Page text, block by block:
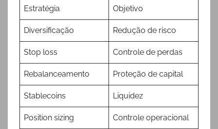
Estratégia Objetivo
Diversificação Redução de risco
Stop loss Controle de perdas
Rebalanceamento Proteção de capital
Stablecoins Liquidez
Position sizing Controle operacional